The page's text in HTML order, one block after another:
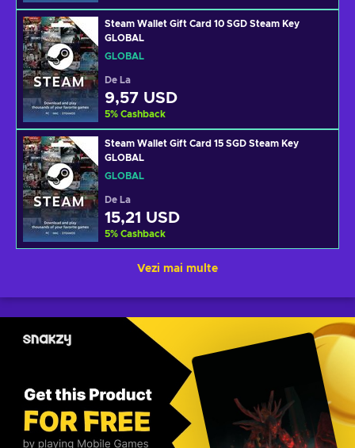
Steam Wallet Gift Card 10 SGD Steam Key
GLOBAL
GLOBAL
De La
9,57 USD
5% Cashback
Steam Wallet Gift Card 15 SGD Steam Key
GLOBAL
GLOBAL
De La
15,21 USD
5% Cashback
Vezi mai multe